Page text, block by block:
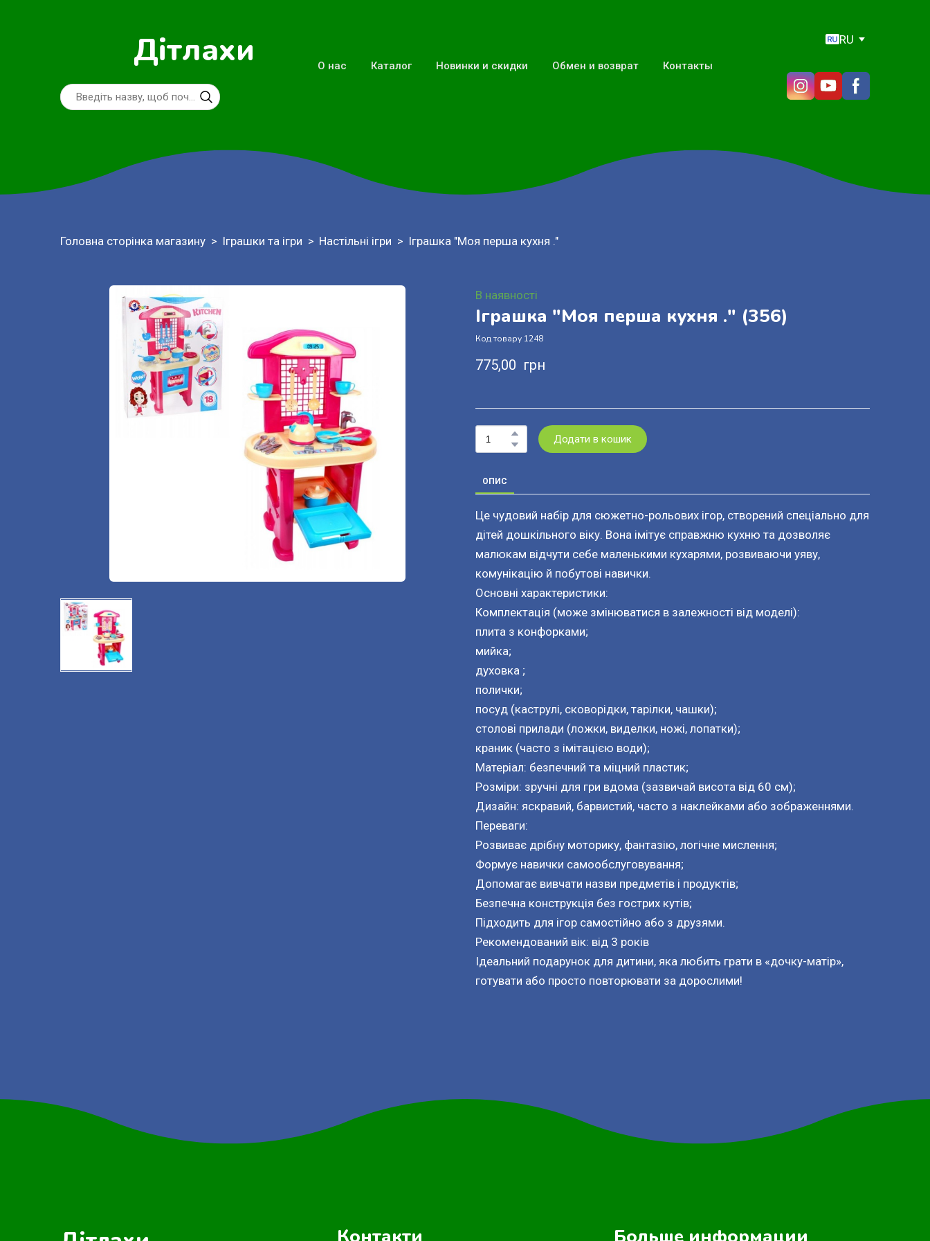
Дітлахи О нас Каталог Новинки и скидки Обмен и возврат Контакты
RU
Головна сторінка магазину Іграшки та ігри Настільні ігри Іграшка "Моя перша кухня ."
В наявності
Іграшка "Моя перша кухня ." (356)
Код товару 1248
775,00  грн
Додати в кошик
ОПИС
Це чудовий набір для сюжетно-рольових ігор, створений спеціально для
дітей дошкільного віку. Вона імітує справжню кухню та дозволяє
малюкам відчути себе маленькими кухарями, розвиваючи уяву,
комунікацію й побутові навички.
Основні характеристики:
Комплектація (може змінюватися в залежності від моделі):
плита з конфорками;
мийка;
духовка ;
полички;
посуд (каструлі, сковорідки, тарілки, чашки);
столові прилади (ложки, виделки, ножі, лопатки);
краник (часто з імітацією води);
Матеріал: безпечний та міцний пластик;
Розміри: зручні для гри вдома (зазвичай висота від 60 см);
Дизайн: яскравий, барвистий, часто з наклейками або зображеннями.
Переваги:
Розвиває дрібну моторику, фантазію, логічне мислення;
Формує навички самообслуговування;
Допомагає вивчати назви предметів і продуктів;
Безпечна конструкція без гострих кутів;
Підходить для ігор самостійно або з друзями.
Рекомендований вік: від 3 років
Ідеальний подарунок для дитини, яка любить грати в «дочку-матір»,
готувати або просто повторювати за дорослими!